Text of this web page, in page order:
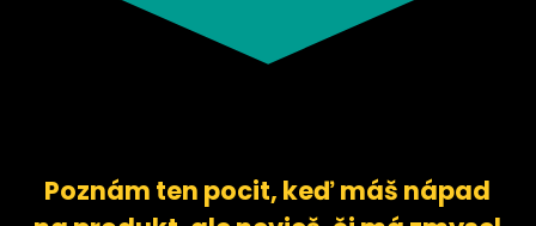
Poznám ten pocit, keď máš nápad